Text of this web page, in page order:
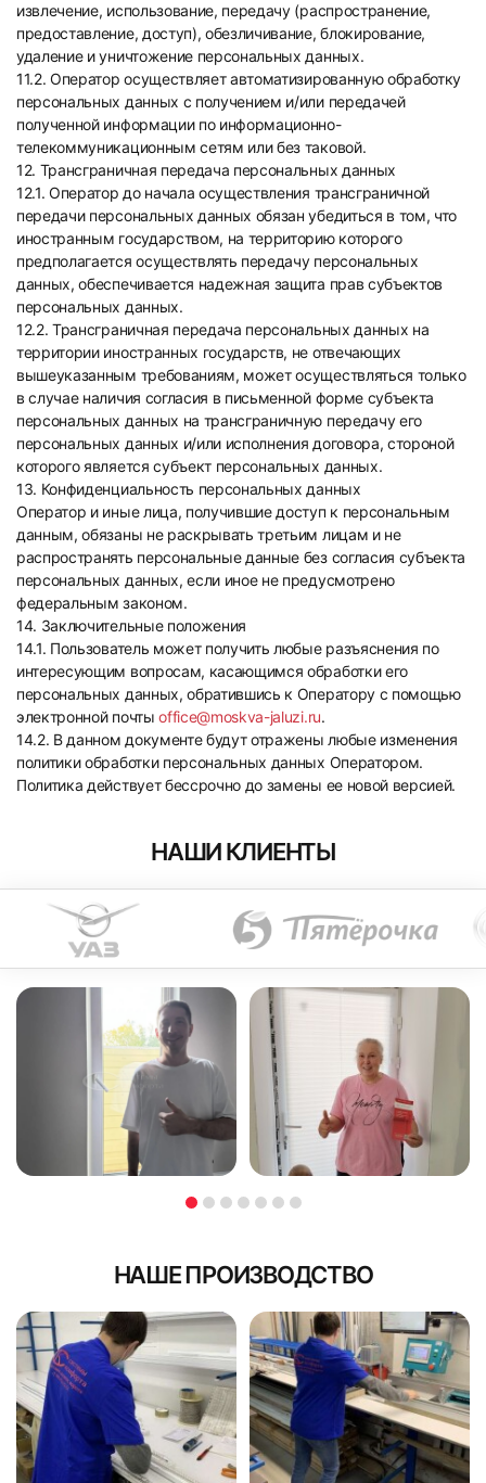
извлечение, использование, передачу (распространение,
предоставление, доступ), обезличивание, блокирование,
удаление и уничтожение персональных данных.
11.2. Оператор осуществляет автоматизированную обработку
персональных данных с получением и/или передачей
полученной информации по информационно-
телекоммуникационным сетям или без таковой.
12. Трансграничная передача персональных данных
12.1. Оператор до начала осуществления трансграничной
передачи персональных данных обязан убедиться в том, что
иностранным государством, на территорию которого
предполагается осуществлять передачу персональных
данных, обеспечивается надежная защита прав субъектов
персональных данных.
12.2. Трансграничная передача персональных данных на
территории иностранных государств, не отвечающих
вышеуказанным требованиям, может осуществляться только
в случае наличия согласия в письменной форме субъекта
персональных данных на трансграничную передачу его
персональных данных и/или исполнения договора, стороной
которого является субъект персональных данных.
13. Конфиденциальность персональных данных
Оператор и иные лица, получившие доступ к персональным
данным, обязаны не раскрывать третьим лицам и не
распространять персональные данные без согласия субъекта
персональных данных, если иное не предусмотрено
федеральным законом.
14. Заключительные положения
14.1. Пользователь может получить любые разъяснения по
интересующим вопросам, касающимся обработки его
персональных данных, обратившись к Оператору с помощью
электронной почтыoffice@moskva-jaluzi.ru.
14.2. В данном документе будут отражены любые изменения
политики обработки персональных данных Оператором.
Политика действует бессрочно до замены ее новой версией.
НАШИ КЛИЕНТЫ
НАШЕ ПРОИЗВОДСТВО